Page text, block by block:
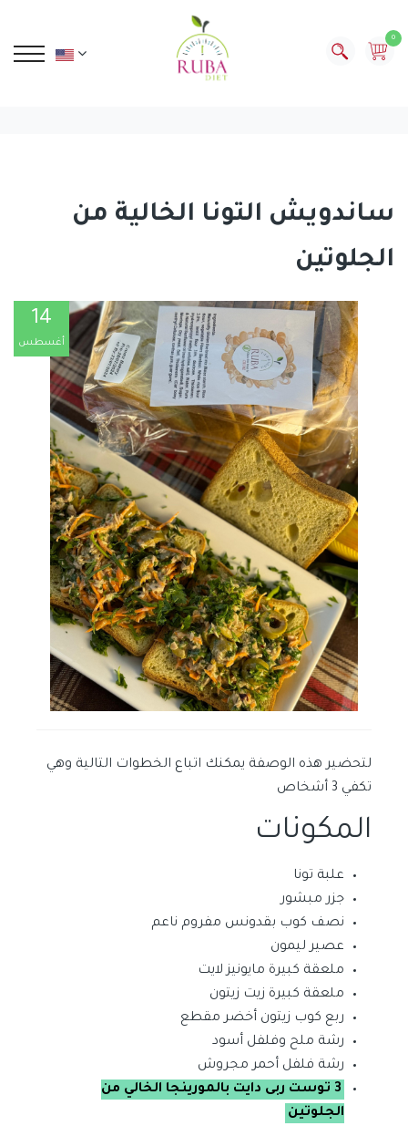
0
ساندويش التونا الخالية من
الجلوتين
14
أغسطس
لتحضير هذه الوصفة يمكنك اتباع الخطوات التالية وهي
تكفي 3 أشخاص
المكونات
علبة تونا
جزر مبشور
نصف كوب بقدونس مفروم ناعم
عصير ليمون
ملعقة كبيرة مايونيز لايت
ملعقة كبيرة زيت زيتون
ربع كوب زيتون أخضر مقطع
رشة ملح وفلفل أسود
رشة فلفل أحمر مجروش
3 توست ربى دايت بالمورينجا الخالي من
الجلوتين